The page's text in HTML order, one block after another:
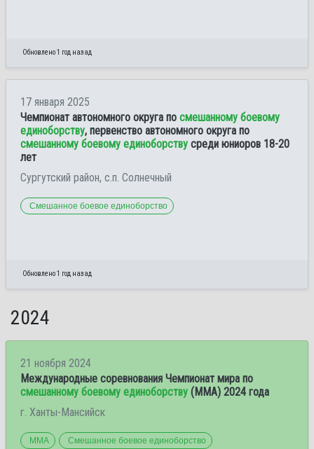
Обновлено 1 год назад
17 января 2025
Чемпионат автономного округа по смешанному боевому
единоборству, первенство автономного округа по
смешанному боевому единоборству среди юниоров 18-20
лет
Сургутский район, с.п. Солнечный
Смешанное боевое единоборство
Обновлено 1 год назад
2024
21 ноября 2024
Международные соревнования Чемпионат мира по
смешанному боевому единоборству (ММА) 2024 года
г. Ханты-Мансийск
ММА Смешанное боевое единоборство